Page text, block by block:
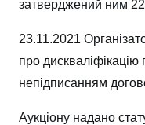
затверджений ним
23.11.2021
про дискваліфікацію
непідписанням
Аукціону надано